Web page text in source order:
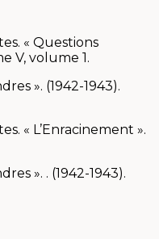
« Questions
V, volume 1.
». (1942-1943).
« L’Enracinement ».
». . (1942-1943).